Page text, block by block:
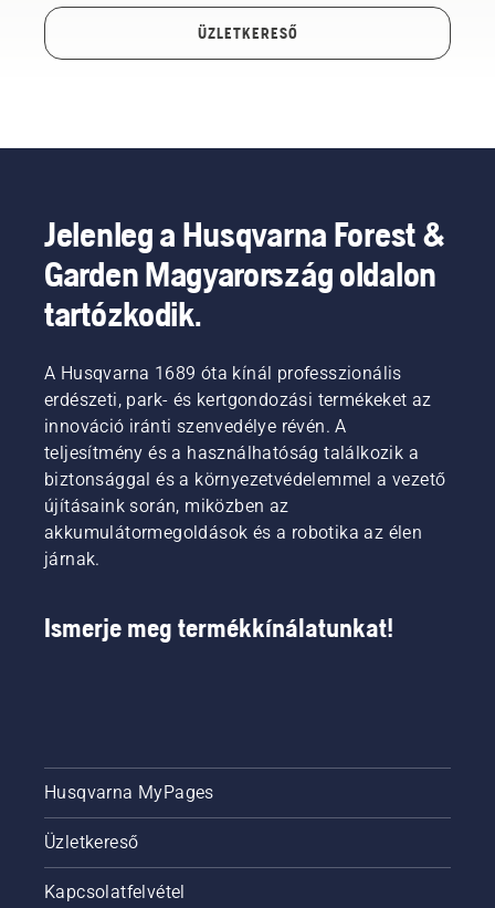
ÜZLETKERESŐ
Jelenleg a Husqvarna Forest &
Garden Magyarország oldalon
tartózkodik.
A Husqvarna 1689 óta kínál professzionális
erdészeti, park- és kertgondozási termékeket az
innováció iránti szenvedélye révén. A
teljesítmény és a használhatóság találkozik a
biztonsággal és a környezetvédelemmel a vezető
újításaink során, miközben az
akkumulátormegoldások és a robotika az élen
járnak.
Ismerje meg termékkínálatunkat!
Husqvarna MyPages
Üzletkereső
Kapcsolatfelvétel